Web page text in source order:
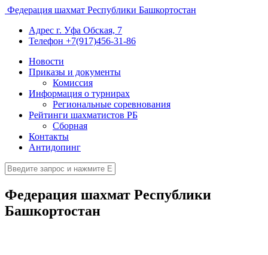
Федерация шахмат Республики Башкортостан
Адрес г. Уфа Обская, 7
Телефон +7(917)456-31-86
Новости
Приказы и документы
Комиссия
Информация о турнирах
Региональные соревнования
Рейтинги шахматистов РБ
Сборная
Контакты
Антидопинг
Федерация шахмат Республики
Башкортостан